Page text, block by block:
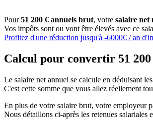
Pour51 200 € annuels brut, votre salaire net
Vos impôts sont ou vont être élevés avec ce
Profitez d'une réduction jusqu'à -6000€ / an
Calcul pour convertir 51
Le salaire net annuel se calcule en déduisant
C'est cette somme que vous allez réellement
En plus de votre salaire brut, votre employeur
Nous détaillons ci-après les retenues